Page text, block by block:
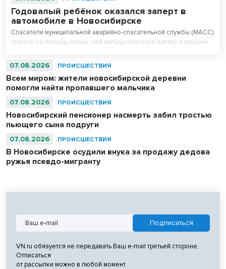
Годовалый ребёнок оказался заперт в
автомобиле в Новосибирске
Спасатели муниципальной аварийно-спасательной службы (МАСС)
пришли на помощь семье, чей малыш оказался заперт в машине.
07.08.2026 ПРОИСШЕСТВИЯ
Всем миром: жители новосибирской деревни
помогли найти пропавшего мальчика
07.08.2026 ПРОИСШЕСТВИЯ
Новосибирский пенсионер насмерть забил тростью
пьющего сына подруги
07.08.2026 ПРОИСШЕСТВИЯ
В Новосибирске осудили внука за продажу дедова
ружья псевдо-мигранту
VN.ru обязуется не передавать Ваш e-mail третьей стороне.
Отписаться
от рассылки можно в любой момент